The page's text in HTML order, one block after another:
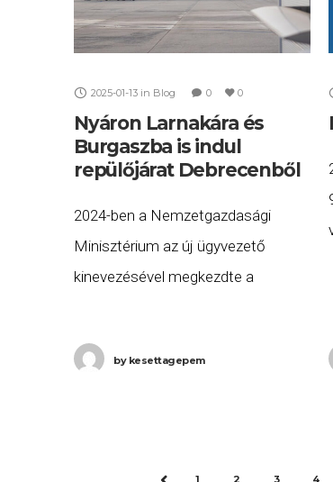
2025-01-13 in Blog 0 0
Nyáron Larnakára és
Burgaszba is indul
repülőjárat Debrecenből
2024-ben a Nemzetgazdasági
Minisztérium az új ügyvezető
kinevezésével megkezdte a
megvalósítását, melynek szerves
bykesettagepem
1 2 3 4